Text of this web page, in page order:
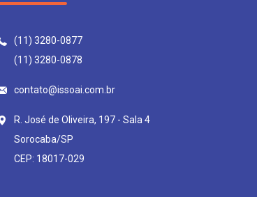
(11) 3280-0877
(11) 3280-0878
contato@issoai.com.br
R. José de Oliveira, 197 - Sala 4
Sorocaba/SP
CEP: 18017-029